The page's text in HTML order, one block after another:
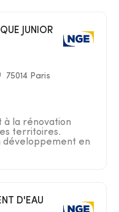
75014 Paris
à la rénovation
territoires.
développement en